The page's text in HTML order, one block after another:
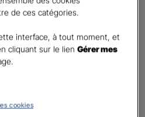
Last
(facultatif)
de ces catégories.
interface, à tout moment, et
cliquant sur le lienGérer mes
cookies